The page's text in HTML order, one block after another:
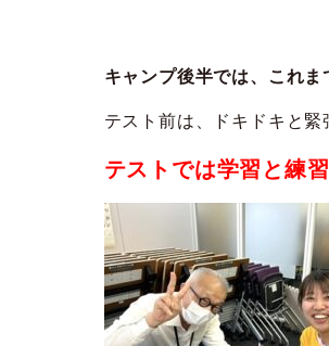
キャンプ後半では、これ
テスト前は、ドキドキと
テストでは学習と練